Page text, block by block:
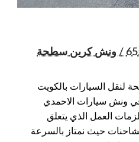
ونش الاحمدي / 65557275 / ونش كرين سطحة
لنقل السيارات بالكويت
ونش سيارات الاحمدي
العمل الذي يتعلق
حيث نمتاز بالسرعة